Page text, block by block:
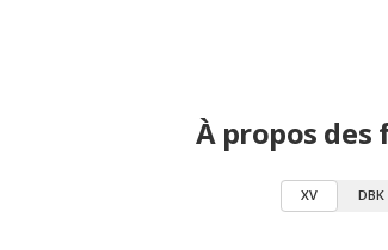
À propos des
XV DBK